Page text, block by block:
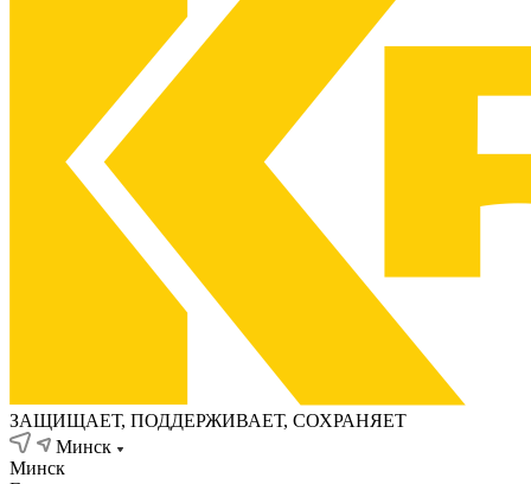
ЗАЩИЩАЕТ, ПОДДЕРЖИВАЕТ, СОХРАНЯЕТ
Минск
Минск